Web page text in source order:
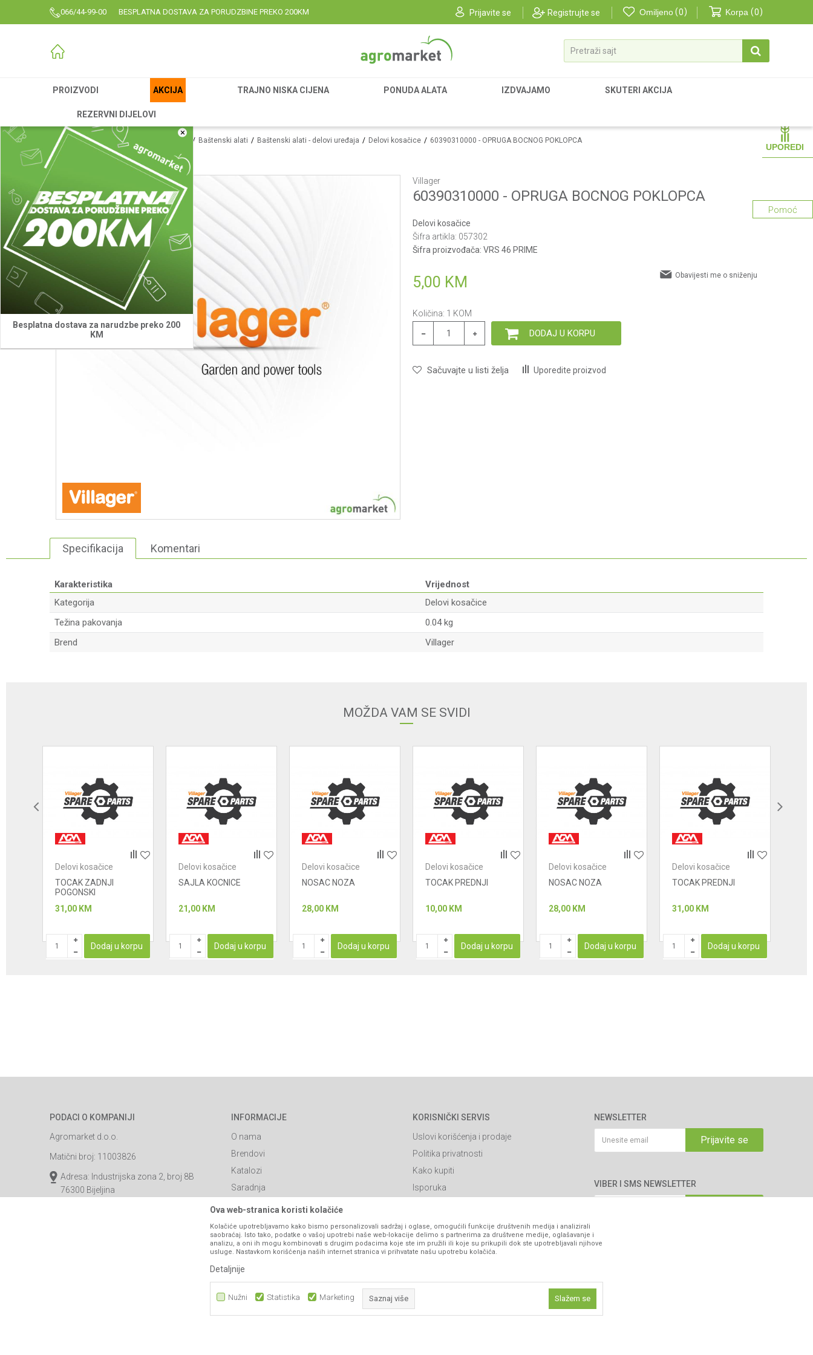
066/44-99-00 BESPLATNA DOSTAVA ZA PORUDZBINE PREKO 200KM Prijavite se Registrujte se Omiljeno 0 Korpa 0
Pretraži sajt
PROIZVODI AKCIJA TRAJNO NISKA CIJENA PONUDA ALATA IZDVAJAMO SKUTERI AKCIJA
REZERVNI DIJELOVI
×
Besplatna dostava za narudzbe preko 200
KM
UPOREDI
Agromarket Proizvodi Baštenski alati Baštenski alati - delovi uređaja Delovi kosačice 60390310000 - OPRUGA BOCNOG POKLOPCA
Villager
60390310000 - OPRUGA BOCNOG POKLOPCA
Delovi kosačice
Šifra artikla: 057302
Šifra proizvođača: VRS 46 PRIME
5,00 KM Obavijesti me o sniženju
Količina: 1 KOM
DODAJ U KORPU
Sačuvajte u listi želja Uporedite proizvod
Pomoć
Specifikacija Komentari
Karakteristika
Vrijednost
Kategorija
Delovi kosačice
Težina pakovanja
0.04 kg
Brend
Villager
MOŽDA VAM SE SVIDI
Delovi kosačice
TOCAK ZADNJI
POGONSKI
31,00 KM
Dodaj u korpu
Delovi kosačice
SAJLA KOCNICE
21,00 KM
Dodaj u korpu
Delovi kosačice
NOSAC NOZA
28,00 KM
Dodaj u korpu
Delovi kosačice
TOCAK PREDNJI
10,00 KM
Dodaj u korpu
Delovi kosačice
NOSAC NOZA
28,00 KM
Dodaj u korpu
Delovi kosačice
TOCAK PREDNJI
31,00 KM
Dodaj u korpu
PODACI O KOMPANIJI
Agromarket d.o.o.
Matični broj: 11003826
Adresa: Industrijska zona 2, broj 8B
76300 Bijeljina
INFORMACIJE
O nama
Brendovi
Katalozi
Saradnja
Blog
Najčešća pitanja
Kontakt
KORISNIČKI SERVIS
Uslovi korišćenja i prodaje
Politika privatnosti
Kako kupiti
Isporuka
Pravo na odustajanje
Reklamacije
Povraćaj sredstava
Plaćanje karticama
NEWSLETTER
Prijavite se
VIBER I SMS NEWSLETTER
PRATITE NAS
Ova web-stranica koristi kolačiće
Kolačiće upotrebljavamo kako bismo personalizovali sadržaj i oglase, omogućili funkcije društvenih medija i analizirali
saobraćaj. Isto tako, podatke o vašoj upotrebi naše web-lokacije delimo s partnerima za društvene medije, oglašavanje i
analizu, a oni ih mogu kombinovati s drugim podacima koje ste im pružili ili koje su prikupili dok ste upotrebljavali njihove
usluge. Nastavkom korišćenja naših internet stranica vi prihvatate našu upotrebu kolačića.
Detaljnije
Nužni Statistika Marketing Saznaj više Slažem se